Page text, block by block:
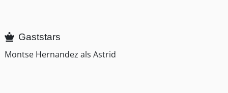
Gaststars
Montse Hernandez als Astrid